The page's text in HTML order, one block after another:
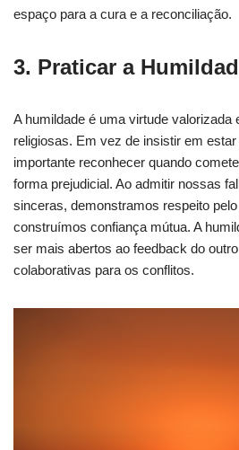
espaço para a cura e a reconciliação.
3. Praticar a
A humildade é uma virtude valorizada
religiosas. Em vez de insistir em
importante reconhecer quando
forma prejudicial. Ao admitir nossas
sinceras, demonstramos respeito
construímos confiança mútua. A
ser mais abertos ao feedback do
colaborativas para os conflitos.